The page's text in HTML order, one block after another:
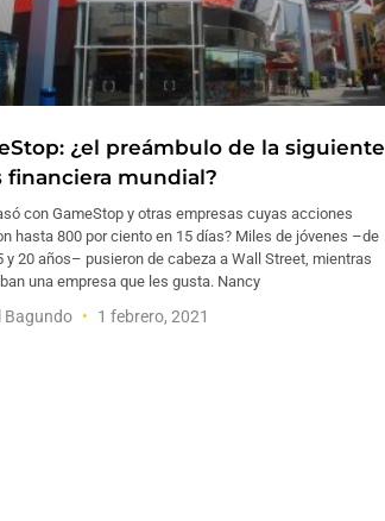
¿el preámbulo de la siguiente
financiera mundial?
con GameStop y otras empresas cuyas acciones
hasta 800 por ciento en 15 días? Miles de jóvenes –de
y 20 años– pusieron de cabeza a Wall Street, mientras
una empresa que les gusta. Nancy
Bagundo 1 febrero, 2021